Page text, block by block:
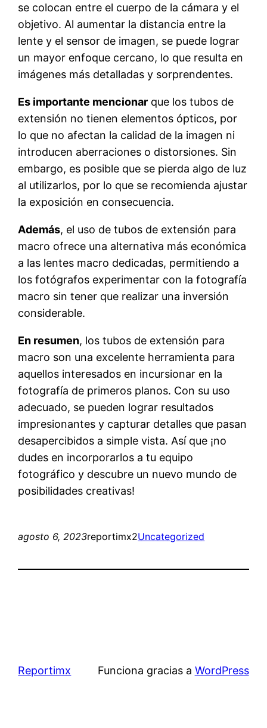
se colocan entre el cuerpo de la cámara y el
objetivo. Al aumentar la distancia entre la
lente y el sensor de imagen, se puede lograr
un mayor enfoque cercano, lo que resulta en
imágenes más detalladas y sorprendentes.
Es importante mencionar que los tubos de
extensión no tienen elementos ópticos, por
lo que no afectan la calidad de la imagen ni
introducen aberraciones o distorsiones. Sin
embargo, es posible que se pierda algo de luz
al utilizarlos, por lo que se recomienda ajustar
la exposición en consecuencia.
Además, el uso de tubos de extensión para
macro ofrece una alternativa más económica
a las lentes macro dedicadas, permitiendo a
los fotógrafos experimentar con la fotografía
macro sin tener que realizar una inversión
considerable.
En resumen, los tubos de extensión para
macro son una excelente herramienta para
aquellos interesados en incursionar en la
fotografía de primeros planos. Con su uso
adecuado, se pueden lograr resultados
impresionantes y capturar detalles que pasan
desapercibidos a simple vista. Así que ¡no
dudes en incorporarlos a tu equipo
fotográfico y descubre un nuevo mundo de
posibilidades creativas!
agosto 6, 2023reportimx2Uncategorized
Reportimx Funciona gracias a WordPress